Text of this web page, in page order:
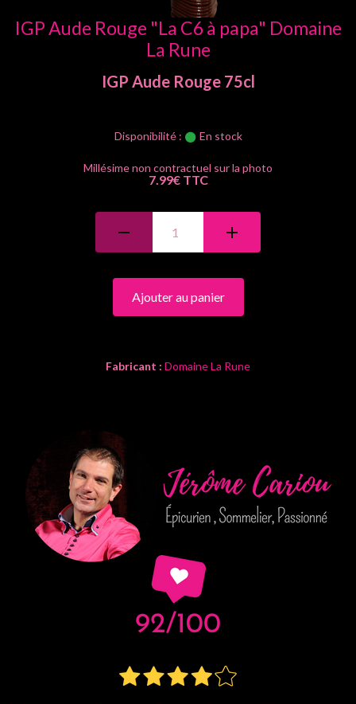
IGP Aude Rouge "La C6 à papa" Domaine
La Rune
IGP Aude Rouge 75cl
Disponibilité : En stock
7.99€ TTC
Ajouter au panier
Fabricant : Domaine La Rune